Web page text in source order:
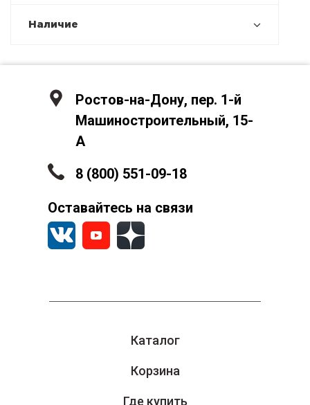
Наличие
Каталог
Корзина
Где купить
Ростов-на-Дону, пер. 1-й
Машиностроительный, 15-
А
8 (800) 551-09-18
Оставайтесь на связи